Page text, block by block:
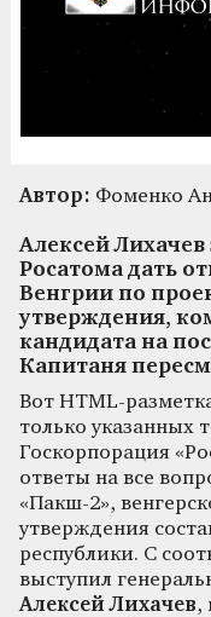
Автор: Фоменко
Алексей Лихачев
Росатома дать
Венгрии по
утверждения,
кандидата на
Капитаня
Вот HTML-
только указанных
Госкорпорация
ответы на все
«Пакш-2»,
утверждения
республики. С
выступил
Алексей Лихачев,